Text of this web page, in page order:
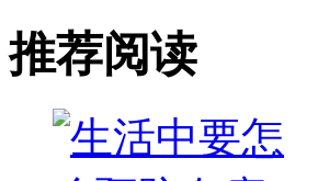
推荐阅读